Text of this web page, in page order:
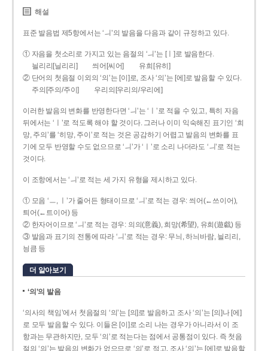
해설
표준 발음법 제5항에서는 ‘ㅢ’의 발음을 다음과 같이 규정하고 있다.
① 자음을 첫소리로 가지고 있는 음절의 ‘ㅢ’는 [ㅣ]로 발음한다.
늴리리[닐리리]
씌어[씨어]
유희[유히]
② 단어의 첫음절 이외의 ‘의’는 [이]로, 조사 ‘의’는 [에]로 발음할 수 있다.
주의[주의/주이]
우리의[우리의/우리에]
이러한 발음의 변화를 반영한다면 ‘ㅢ’는 ‘ㅣ’로 적을 수 있고, 특히 자음
뒤에서는 ‘ㅣ’로 적도록 해야 할 것이다. 그러나 이미 익숙해진 표기인 ‘희
망, 주의’를 ‘히망, 주이’로 적는 것은 공감하기 어렵고 발음의 변화를 표
기에 모두 반영할 수도 없으므로 ‘ㅢ’가 ‘ㅣ’로 소리 나더라도 ‘ㅢ’로 적는
것이다.
이 조항에서는 ‘ㅢ’로 적는 세 가지 유형을 제시하고 있다.
① 모음 ‘ㅡ, ㅣ’가 줄어든 형태이므로 ‘ㅢ’로 적는 경우: 씌어(←쓰이어),
틔어(←트이어) 등
② 한자어이므로 ‘ㅢ’로 적는 경우: 의의(意義), 희망(希望), 유희(遊戱) 등
③ 발음과 표기의 전통에 따라 ‘ㅢ’로 적는 경우: 무늬, 하늬바람, 늴리리,
닁큼 등
더 알아보기
‘의’의 발음
‘의사의 책임’에서 첫음절의 ‘의’는 [의]로 발음하고 조사 ‘의’는 [의]나 [에]
로 모두 발음할 수 있다. 이들은 [이]로 소리 나는 경우가 아니라서 이 조
항과는 무관하지만, 모두 ‘의’로 적는다는 점에서 공통점이 있다. 즉 첫음
절의 ‘의’는 발음의 변화가 없으므로 ‘의’로 적고, 조사 ‘의’는 [에]로 발음할